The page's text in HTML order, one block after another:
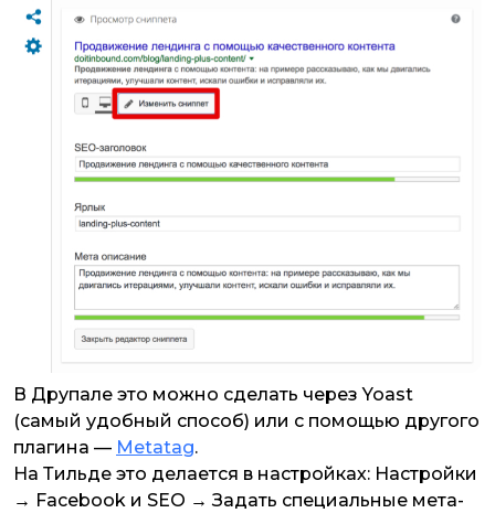
В Друпале это можно сделать через Yoast
(самый удобный способ) или с помощью другого
плагина — Metatag.
На Тильде это делается в настройках: Настройки
→ Facebook и SEO → Задать специальные мета-